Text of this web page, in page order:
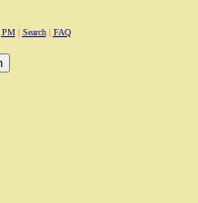
PM| Search| FAQ